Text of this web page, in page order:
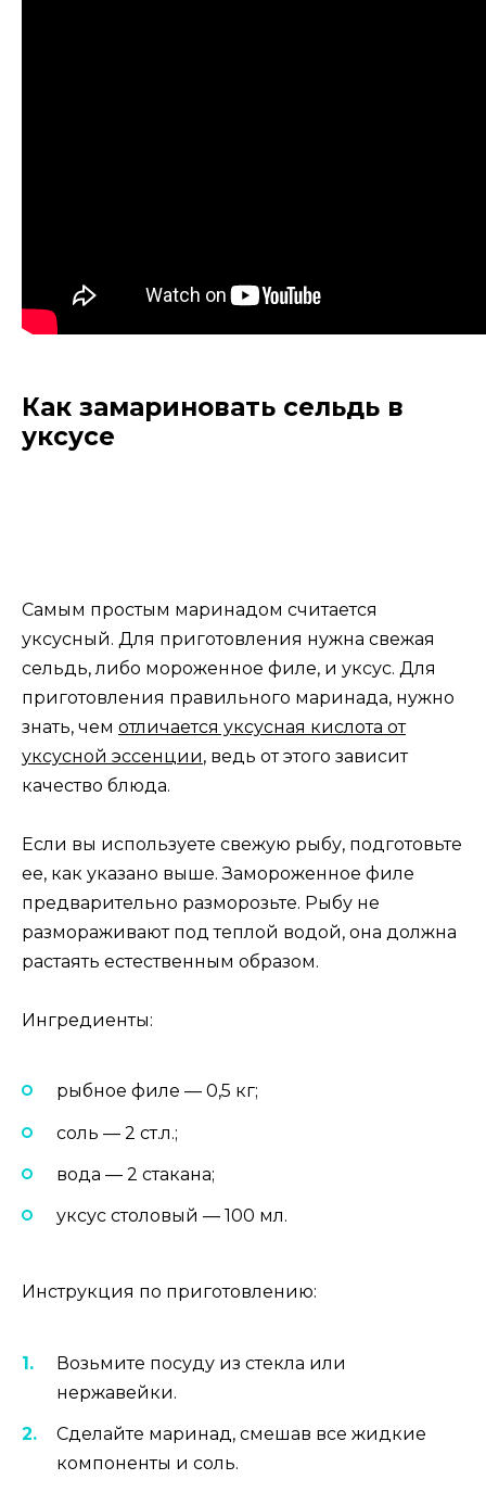
Как замариновать сельдь в
уксусе
Самым простым маринадом считается
уксусный. Для приготовления нужна свежая
сельдь, либо мороженное филе, и уксус. Для
приготовления правильного маринада, нужно
знать, чем отличается уксусная кислота от
уксусной эссенции, ведь от этого зависит
качество блюда.
Если вы используете свежую рыбу, подготовьте
ее, как указано выше. Замороженное филе
предварительно разморозьте. Рыбу не
размораживают под теплой водой, она должна
растаять естественным образом.
Ингредиенты:
рыбное филе — 0,5 кг;
соль — 2 ст.л.;
вода — 2 стакана;
уксус столовый — 100 мл.
Инструкция по приготовлению:
Возьмите посуду из стекла или
нержавейки.
Сделайте маринад, смешав все жидкие
компоненты и соль.